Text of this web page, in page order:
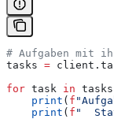
# Aufgaben mit
tasks =
for task in
    print
( f
    print
( f "